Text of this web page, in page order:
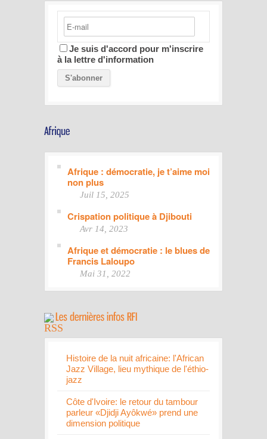
Je suis d'accord pour m'inscrire
à la lettre d'information
Afrique : démocratie, je t’aime moi
non plus
Juil 15, 2025
Crispation politique à Djibouti
Avr 14, 2023
Afrique et démocratie : le blues de
Francis Laloupo
Mai 31, 2022
Histoire de la nuit africaine: l'African
Jazz Village, lieu mythique de l'éthio-
jazz
Côte d'Ivoire: le retour du tambour
parleur «Djidji Ayôkwé» prend une
dimension politique